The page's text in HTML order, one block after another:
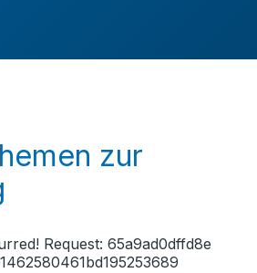
zur
Request: 65a9ad0dffd8e